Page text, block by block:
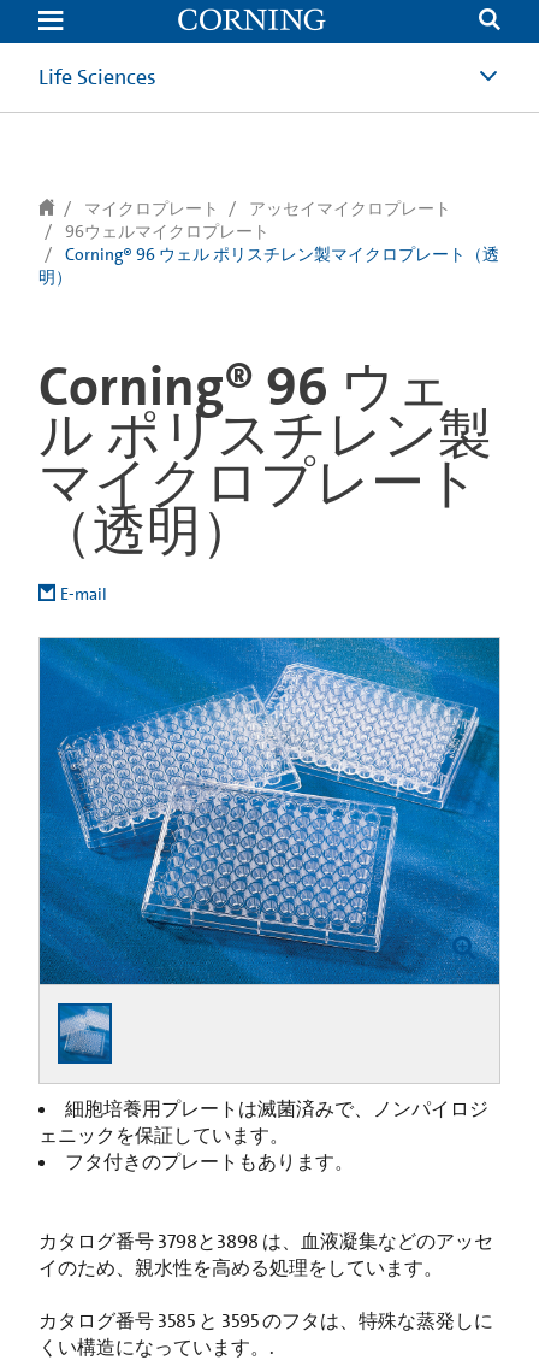
text.skipToContent
text.skipToNavigation
Life Sciences
マイクロプレート
アッセイマイクロプレート
96ウェルマイクロプレート
Corning® 96 ウェル ポリスチレン製マイクロプレート（透
明）
Corning® 96 ウェ
ル ポリスチレン製
マイクロプレート
（透明）
E-mail
細胞培養用プレートは滅菌済みで、ノンパイロジ
ェニックを保証しています。
フタ付きのプレートもあります。
カタログ番号 3798と3898 は、血液凝集などのアッセ
イのため、親水性を高める処理をしています。
カタログ番号 3585 と 3595 のフタは、特殊な蒸発しに
くい構造になっています。.